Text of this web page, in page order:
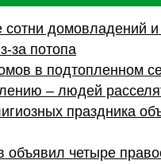
домовладений
за потопа
в подтопленном
– людей
праздника
объявил четыре